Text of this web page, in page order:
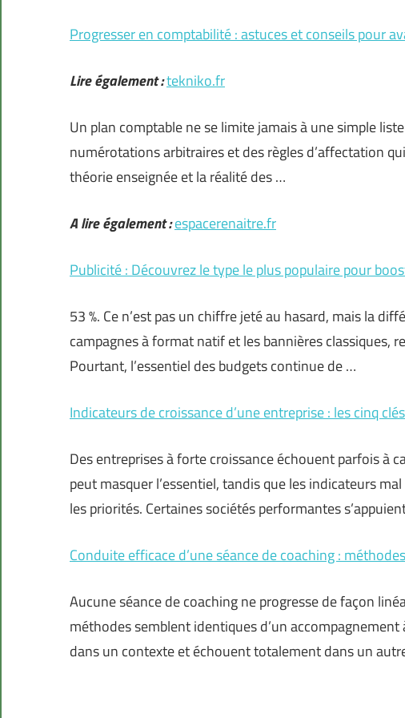
Progresser en comptabilité : astuces et conseils pour
Lire également :tekniko.fr
Un plan comptable ne se limite jamais à une simple
numérotations arbitraires et des règles d’affectation
théorie enseignée et la réalité des …
A lire également :espacerenaitre.fr
Publicité : Découvrez le type le plus populaire pour
53 %. Ce n’est pas un chiffre jeté au hasard, mais la
campagnes à format natif et les bannières classiques,
Pourtant, l’essentiel des budgets continue de …
Indicateurs de croissance d’une entreprise : les cinq
Des entreprises à forte croissance échouent parfois à
peut masquer l’essentiel, tandis que les indicateurs
les priorités. Certaines sociétés performantes
Conduite efficace d’une séance de coaching :
Aucune séance de coaching ne progresse de façon
méthodes semblent identiques d’un
dans un contexte et échouent totalement dans un